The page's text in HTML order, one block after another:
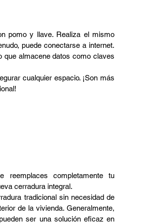
pomo y llave. Realiza el mismo
puede conectarse a internet.
que almacene datos como claves
cualquier espacio. ¡Son más
reemplaces completamente tu
cerradura integral.
tradicional sin necesidad de
de la vivienda. Generalmente,
ser una solución eficaz en